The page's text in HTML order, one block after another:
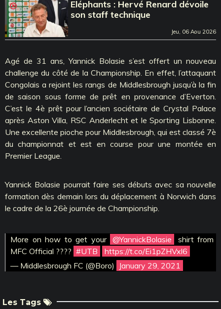
Eléphants : Hervé Renard dévoile
son staff technique
Jeu, 06 Aou 2026
Agé de 31 ans, Yannick Bolasie s’est offert un nouveau
challenge du côté de la Championship. En effet, l’attaquant
Congolais a rejoint les rangs de Middlesbrough jusqu’à la fin
de saison sous forme de prêt en provenance d’Everton.
C’est le 4è prêt pour l’ancien sociétaire de Crystal Palace
après Aston Villa, RSC Anderlecht et le Sporting Lisbonne.
Une excellente pioche pour Middlesbrough, qui est classé 7è
du championnat et est en course pour une montée en
Premier League.
Yannick Bolasie pourrait faire ses débuts avec sa nouvelle
formation dès demain lors du déplacement à Norwich dans
le cadre de la 26è journée de Championship.
More on how to get your @YannickBolasie
shirt from
MFC Official ???? #UTB
https://t.co/Ei1pZHVxl6
— Middlesbrough FC (@Boro)
January 29, 2021
Les Tags